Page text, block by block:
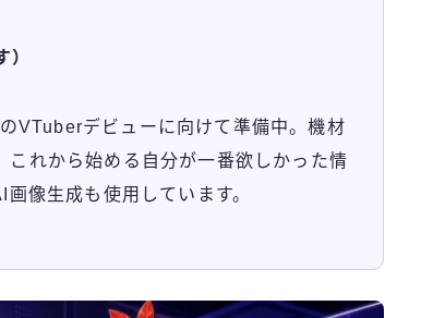
VTuberデビューに向けて準備中。機材
れから始める自分が一番欲しかった情
像生成も使用しています。